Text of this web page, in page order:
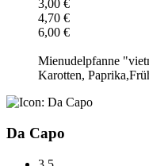
3,00 €
4,70 €
6,00 €
Mienudelpfanne
Karotten,
Da Capo